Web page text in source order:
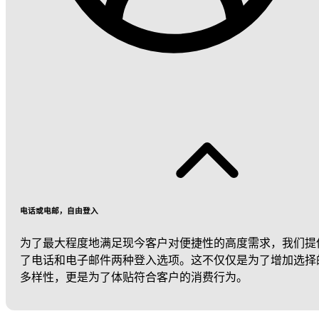
电话或电邮，自由登入
为了最大程度地满足现今客户对便捷性的高度需求，我们提
了电话和电子邮件两种登入选项。这不仅仅是为了增加选择
多样性，更是为了体贴符合客户的消费行为。